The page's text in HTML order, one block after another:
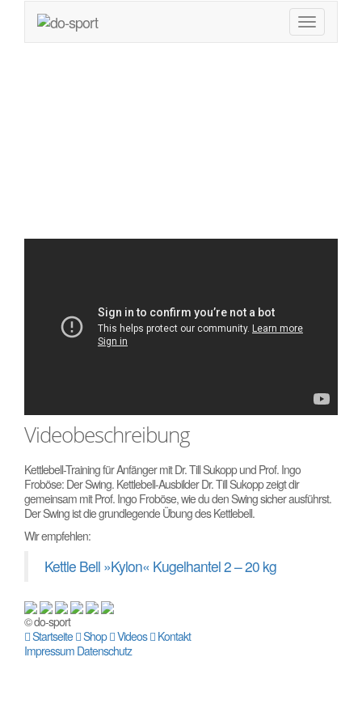
Videobeschreibung
Kettlebell-Training für Anfänger mit Dr. Till Sukopp und Prof. Ingo
Froböse: Der Swing. Kettlebell-Ausbilder Dr. Till Sukopp zeigt dir
gemeinsam mit Prof. Ingo Froböse, wie du den Swing sicher ausführst.
Der Swing ist die grundlegende Übung des Kettlebell.
Wir empfehlen:
Kettle Bell »Kylon« Kugelhantel 2 – 20 kg
© do-sport
Startseite Shop Videos
Kontakt
Impressum Datenschutz